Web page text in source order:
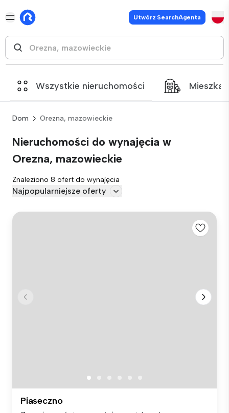
Utwórz SearchAgenta
Wszystkie nieruchomości
Dom Orezna, mazowieckie
Nieruchomości do wynajęcia w
Orezna, mazowieckie
Znaleziono 8 ofert do wynajęcia
Najpopularniejsze oferty
Piaseczno